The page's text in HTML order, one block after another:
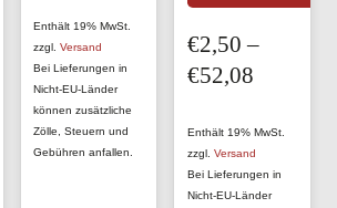
auf.
Die
Optionen
können
auf.
Die
Optionen
auf
der
Produktseite
bis
€43,00
Enthält 19% MwSt.
zzgl. Versand
Bei Lieferungen in
Nicht-EU-Länder
können zusätzliche
Zölle, Steuern und
Gebühren anfallen.
€2,50 –
€52,08
bis
€52,08
Enthält 19% MwSt.
zzgl. Versand
Bei Lieferungen in
Nicht-EU-Länder